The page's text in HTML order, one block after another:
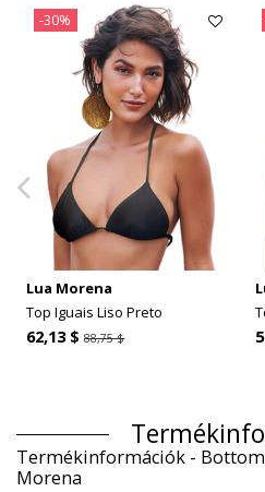
-30%
Lua Morena
Top Iguais Liso Preto
62,13 $88,75 $
Termékinformációk -
Morena